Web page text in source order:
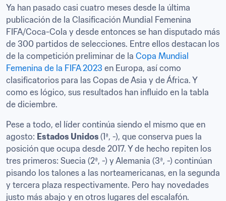
Ya han pasado casi cuatro meses desde la última
publicación de la Clasificación Mundial Femenina
FIFA/Coca-Cola y desde entonces se han disputado más
de 300 partidos de selecciones. Entre ellos destacan los
de la competición preliminar de la Copa Mundial
Femenina de la FIFA 2023 en Europa, así como
clasificatorios para las Copas de Asia y de África. Y
como es lógico, sus resultados han influido en la tabla
de diciembre.
Pese a todo, el líder continúa siendo el mismo que en
agosto: Estados Unidos (1ª, -), que conserva pues la
posición que ocupa desde 2017. Y de hecho repiten los
tres primeros: Suecia (2ª, -) y Alemania (3ª, -) continúan
pisando los talones a las norteamericanas, en la segunda
y tercera plaza respectivamente. Pero hay novedades
justo más abajo y en otros lugares del escalafón.